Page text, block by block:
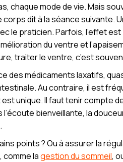
chaque mode de vie. Mais
dit à la séance suivante.
le praticien. Parfois, l’effet
du ventre et
traiter le ventre, c’est
des médicaments laxatifs,
Au contraire, il est
unique. Il faut tenir compte
bienveillante, la
points ? Ou à assurer la
lagestion du sommeil,